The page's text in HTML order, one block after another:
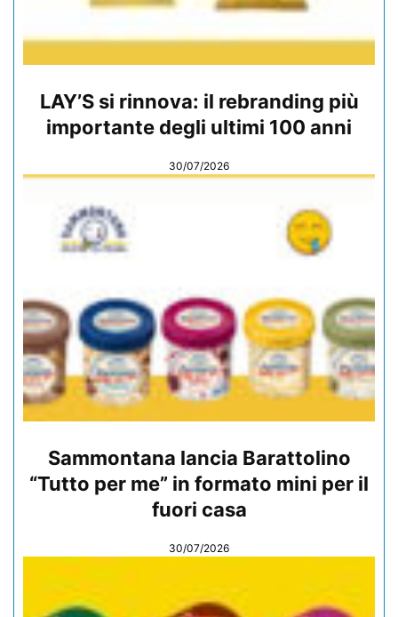
LAY’S si rinnova: il rebranding più
importante degli ultimi 100 anni
30/07/2026
Sammontana lancia Barattolino
“Tutto per me” in formato mini per il
fuori casa
30/07/2026